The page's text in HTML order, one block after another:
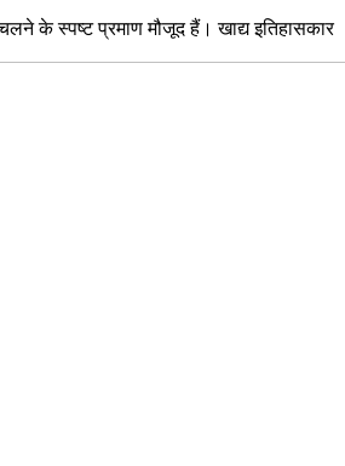
के स्पष्ट प्रमाण मौजूद हैं। खाद्य इतिहासकार